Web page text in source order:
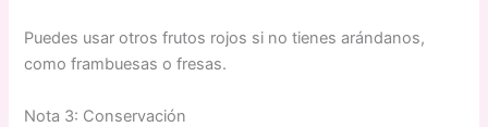
Puedes usar otros frutos rojos si no tienes arándanos,
como frambuesas o fresas.
Nota 3: Conservación